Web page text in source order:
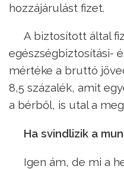
hozzájárulást fizet.
A biztosított által
egészségbiztosítási-
mértéke a bruttó
8,5 százalék, amit
a bérből, is utal a
Ha svindlizik a
Igen ám, de mi a